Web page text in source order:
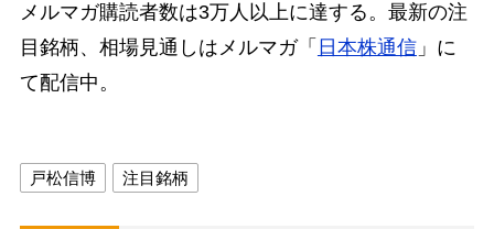
メルマガ購読者数は3万人以上に達する。最新の注
目銘柄、相場見通しはメルマガ「 日本株通信」に
て配信中。
戸松信博 注目銘柄